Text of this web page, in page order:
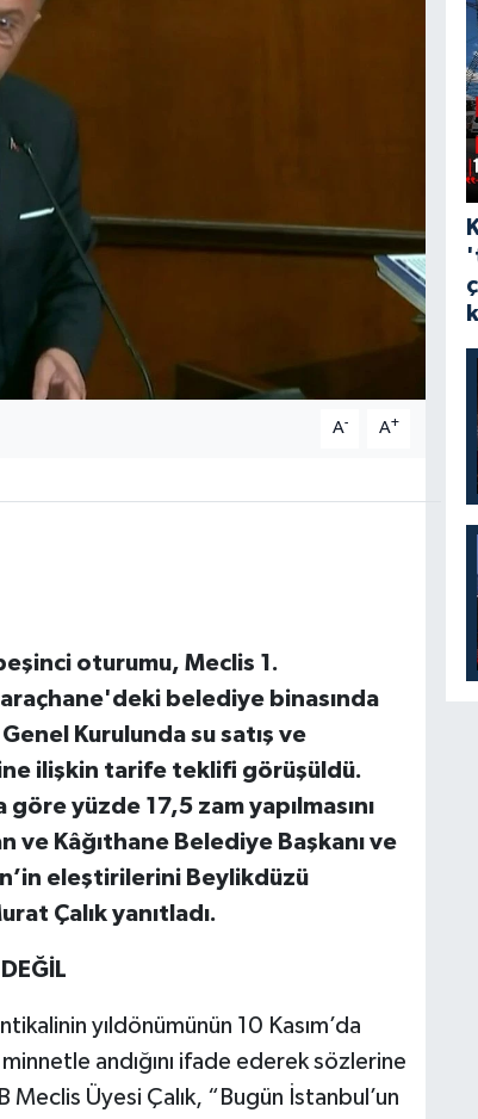
A- A+
oturumu, Meclis 1.
belediye binasında
Kurulunda su satış ve
ilişkin tarife teklifi görüşüldü.
yüzde 17,5 zam yapılmasını
ve Kâğıthane Belediye Başkanı ve
eleştirilerini Beylikdüzü
Çalık yanıtladı.
yıldönümünün 10 Kasım’da
andığını ifade ederek sözlerine
Meclis Üyesi Çalık, “Bugün İstanbul’un